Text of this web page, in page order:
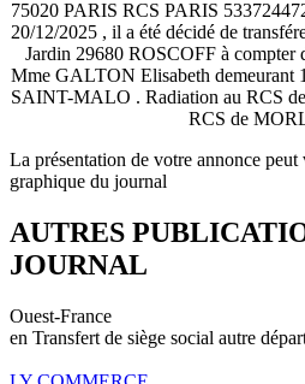
75020 PARIS RCS PARIS
20/12/2025 , il a été décidé de
Jardin 29680 ROSCOFF à compter
Mme GALTON Elisabeth demeurant
SAINT-MALO . Radiation au RCS
RCS de
La présentation de votre annonce
graphique du journal
AUTRES
JOURNAL
Ouest-France
en Transfert de siège social autre